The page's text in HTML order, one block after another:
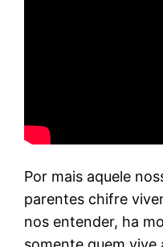
Por mais aquele
parentes chifre
nos entender, ha